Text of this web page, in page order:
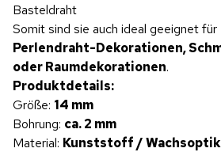
Basteldraht
Somit sind sie auch ideal geeignet für
Perlendraht-Dekorationen,
oder Raumdekorationen.
Produktdetails:
Größe: 14 mm
Bohrung: ca. 2 mm
Material: Kunststoff / Wachsoptik